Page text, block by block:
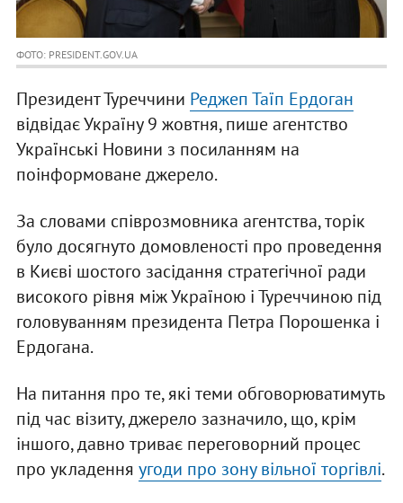
ФОТО: PRESIDENT.GOV.UA
Президент Туреччини Реджеп Таїп Ердоган
відвідає Україну 9 жовтня, пише агентство
Українські Новини з посиланням на
поінформоване джерело.
За словами співрозмовника агентства, торік
було досягнуто домовленості про проведення
в Києві шостого засідання стратегічної ради
високого рівня між Україною і Туреччиною під
головуванням президента Петра Порошенка і
Ердогана.
На питання про те, які теми обговорюватимуть
під час візиту, джерело зазначило, що, крім
іншого, давно триває переговорний процес
про укладення угоди про зону вільної торгівлі.